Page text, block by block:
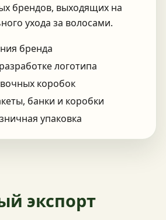
брендов, выходящих на
ухода за волосами.
бренда
логотипа
коробок
банки и коробки
упаковка
экспорт